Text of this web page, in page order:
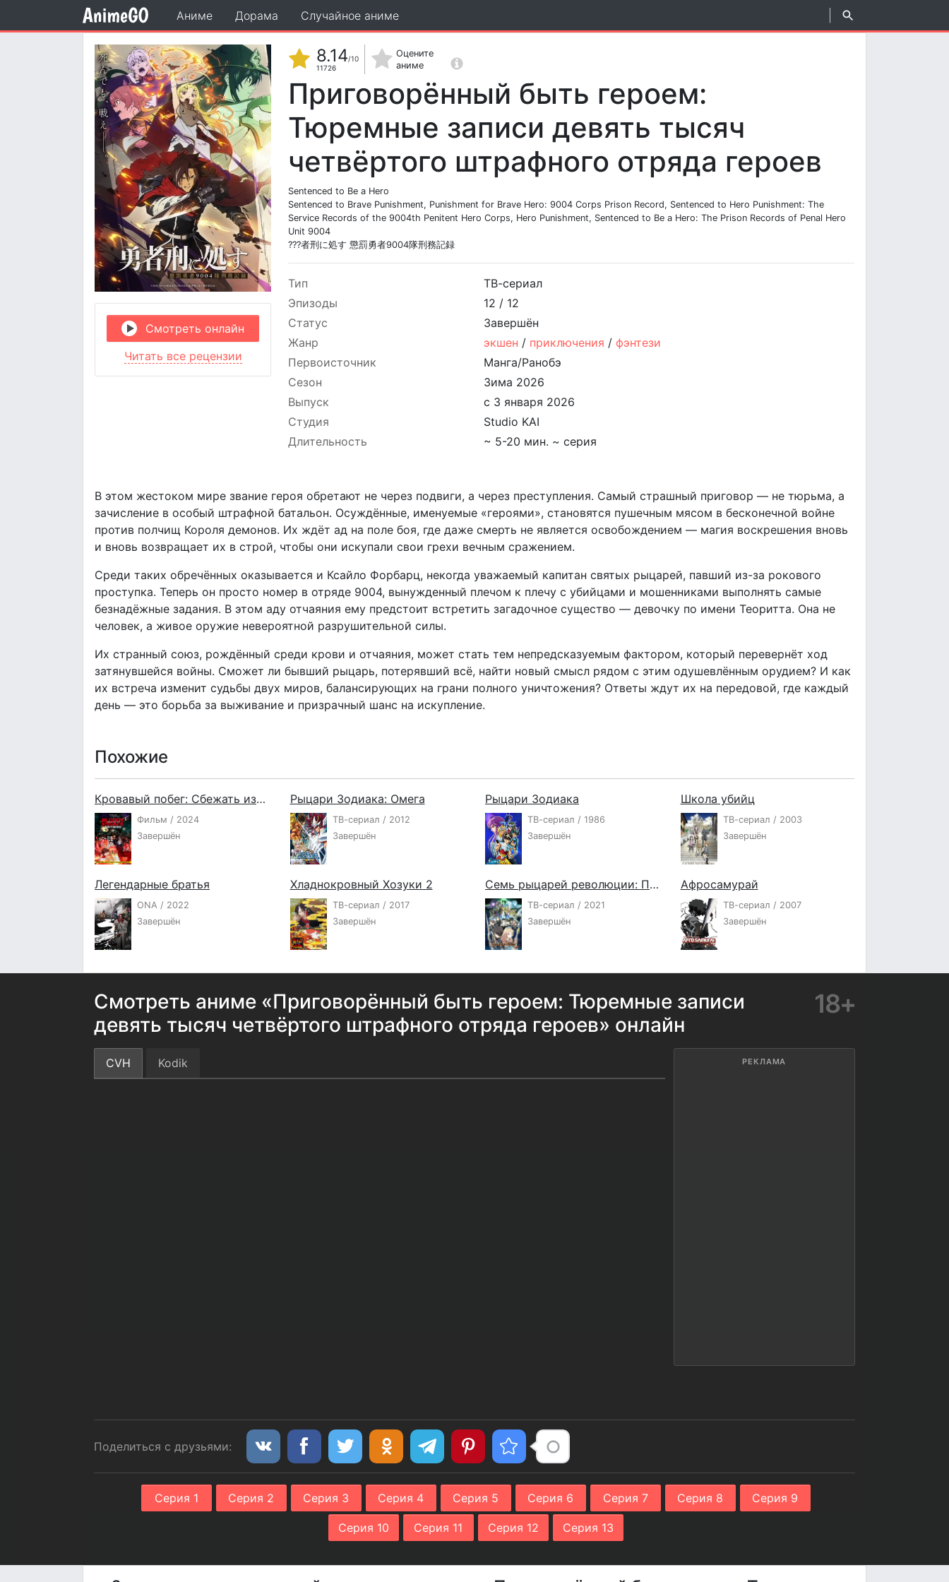
Аниме Дорама Случайное аниме
Смотреть онлайн
Читать все рецензии
8.14/10
11726
Оцените
аниме
Приговорённый быть героем:
Тюремные записи девять тысяч
четвёртого штрафного отряда героев
Sentenced to Be a Hero
Sentenced to Brave Punishment, Punishment for Brave Hero: 9004 Corps Prison Record, Sentenced to Hero Punishment: The
Service Records of the 9004th Penitent Hero Corps, Hero Punishment, Sentenced to Be a Hero: The Prison Records of Penal Hero
Unit 9004
???者刑に処す 懲罰勇者9004隊刑務記録
Тип
ТВ-сериал
Эпизоды
12 / 12
Статус
Завершён
Жанр
экшен / приключения /фэнтези
Первоисточник
Манга/Ранобэ
Сезон
Зима 2026
Выпуск
с 3 января 2026
Студия
Studio KAI
Длительность
~ 5-20 мин. ~ серия
В этом жестоком мире звание героя обретают не через подвиги, а через преступления. Самый страшный приговор — не тюрьма, а
зачисление в особый штрафной батальон. Осуждённые, именуемые «героями», становятся пушечным мясом в бесконечной войне
против полчищ Короля демонов. Их ждёт ад на поле боя, где даже смерть не является освобождением — магия воскрешения вновь
и вновь возвращает их в строй, чтобы они искупали свои грехи вечным сражением.
Среди таких обречённых оказывается и Ксайло Форбарц, некогда уважаемый капитан святых рыцарей, павший из-за рокового
проступка. Теперь он просто номер в отряде 9004, вынужденный плечом к плечу с убийцами и мошенниками выполнять самые
безнадёжные задания. В этом аду отчаяния ему предстоит встретить загадочное существо — девочку по имени Теоритта. Она не
человек, а живое оружие невероятной разрушительной силы.
Их странный союз, рождённый среди крови и отчаяния, может стать тем непредсказуемым фактором, который перевернёт ход
затянувшейся войны. Сможет ли бывший рыцарь, потерявший всё, найти новый смысл рядом с этим одушевлённым орудием? И как
их встреча изменит судьбы двух миров, балансирующих на грани полного уничтожения? Ответы ждут их на передовой, где каждый
день — это борьба за выживание и призрачный шанс на искупление.
Похожие
Кровавый побег: Сбежать из ада
Фильм / 2024
Завершён
Рыцари Зодиака: Омега
ТВ-сериал / 2012
Завершён
Рыцари Зодиака
ТВ-сериал / 1986
Завершён
Школа убийц
ТВ-сериал / 2003
Завершён
Легендарные братья
ONA / 2022
Завершён
Хладнокровный Хозуки 2
ТВ-сериал / 2017
Завершён
Семь рыцарей революции: Преемник героя
ТВ-сериал / 2021
Завершён
Афросамурай
ТВ-сериал / 2007
Завершён
Смотреть аниме «Приговорённый быть героем: Тюремные записи
девять тысяч четвёртого штрафного отряда героев» онлайн
18+
CVH Kodik РЕКЛАМА
Поделиться с друзьями:
Серия 1 Серия 2 Серия 3 Серия 4 Серия 5 Серия 6 Серия 7 Серия 8 Серия 9
Серия 10 Серия 11 Серия 12 Серия 13